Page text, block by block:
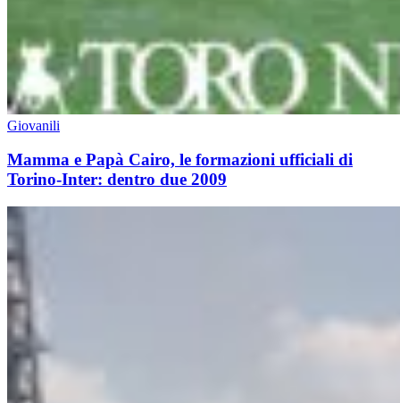
Giovanili
Mamma e Papà Cairo, le formazioni ufficiali di
Torino-Inter: dentro due 2009